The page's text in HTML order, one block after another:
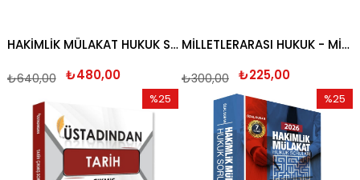
HAKİMLİK MÜLAKAT HUKUK SORULARI ÖZAL DURAN 2025
₺480,00
₺640,00
MİLLETLERARASI HUKUK - MİLLETLERARASI ÖZEL HUKUK ORİJİNAL SORU BANKASI 2025
₺225,00
₺300,00
%25
%25İndirim
%25
İndirim